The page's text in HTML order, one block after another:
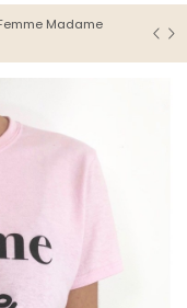
Madame